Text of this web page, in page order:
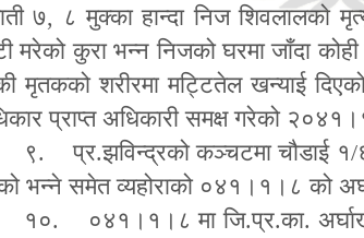
७, ८ मुक्का हान्दा निज शिवलालको
मरेको कुरा भन्न निजको घरमा जाँदा
मृतकको शरीरमा मट्टितेल खन्याई
प्राप्त अधिकारी समक्ष गरेको
९. प्र.झविन्द्रको कञ्चटमा चौडाई १/
भन्ने समेत व्यहोराको ०४१।१।८ को
१०. ०४१।१।८ मा जि.प्र.का.